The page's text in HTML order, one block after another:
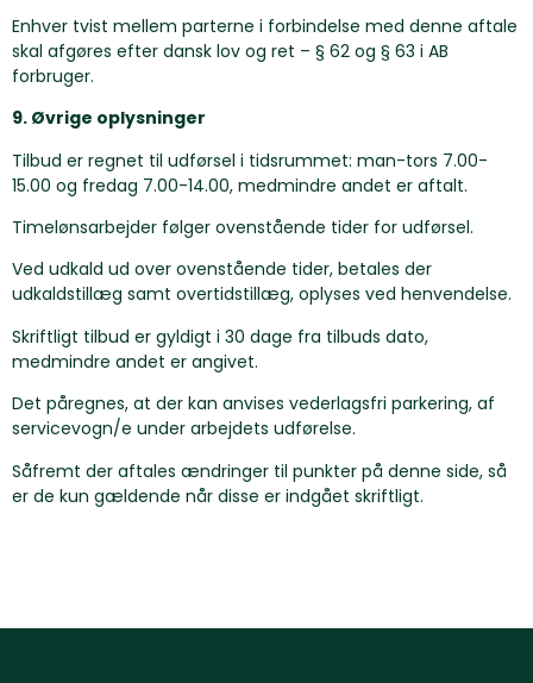
Enhver tvist mellem parterne i forbindelse med denne aftale
skal afgøres efter dansk lov og ret – § 62 og § 63 i AB
forbruger.
9. Øvrige oplysninger
Tilbud er regnet til udførsel i tidsrummet: man-tors 7.00-
15.00 og fredag 7.00-14.00, medmindre andet er aftalt.
Timelønsarbejder følger ovenstående tider for udførsel.
Ved udkald ud over ovenstående tider, betales der
udkaldstillæg samt overtidstillæg, oplyses ved henvendelse.
Skriftligt tilbud er gyldigt i 30 dage fra tilbuds dato,
medmindre andet er angivet.
Det påregnes, at der kan anvises vederlagsfri parkering, af
servicevogn/e under arbejdets udførelse.
Såfremt der aftales ændringer til punkter på denne side, så
er de kun gældende når disse er indgået skriftligt.